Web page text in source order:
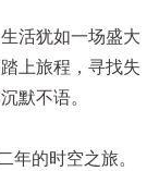
活犹如一场盛大
上旅程，寻找失
默不语。
年的时空之旅。